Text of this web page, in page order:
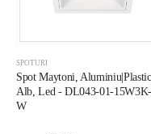
SPOTURI
Spot Maytoni, Aluminiu|Plastic,
Alb, Led - DL043-01-
W